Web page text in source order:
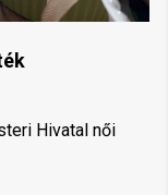
Hivatal női